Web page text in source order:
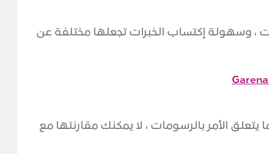
، وسهولة إكتساب الخبرات تجعلها مختلفة عن
يتعلق الأمر بالرسومات ، لا يمكنك مقارنتها مع